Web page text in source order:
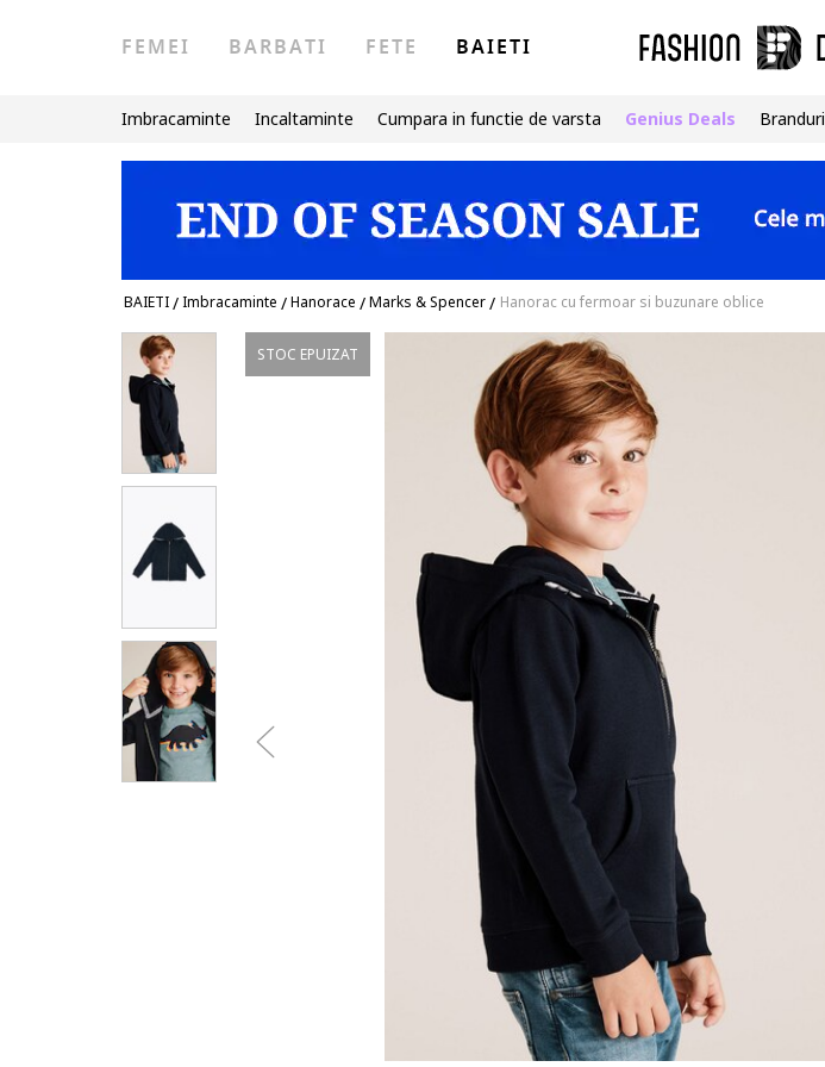
FEMEI BARBATI FETE BAIETI
Imbracaminte Incaltaminte Cumpara in functie de varsta Genius Deals Branduri
BAIETI/Imbracaminte /Hanorace /Marks & Spencer/ Hanorac cu fermoar si buzunare oblice
STOC EPUIZAT